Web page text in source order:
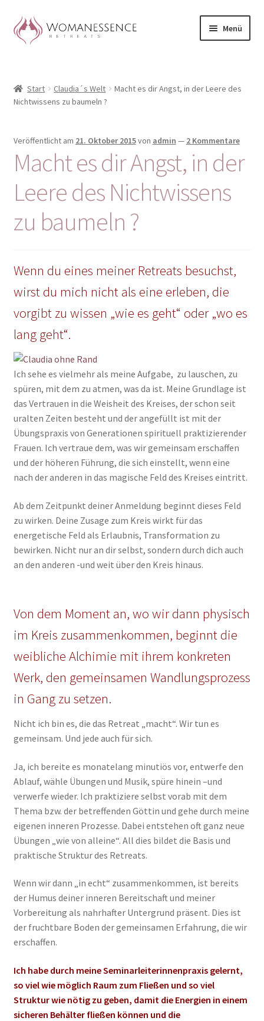
Zur
Navigation
Zum
Inhalt
Menü
Blog
CLAUDIA TAVERNA
Woman-Circle
Erfahrungen
Start Claudia´s Welt
Macht es dir Angst, in der Leere des
Nichtwissens zu baumeln ?
Veröffentlicht am 21. Oktober 2015von admin — 2 Kommentare
Macht es dir Angst, in der
Leere des Nichtwissens
zu baumeln ?
Wenn du eines meiner Retreats besuchst,
wirst du mich nicht als eine erleben, die
vorgibt zu wissen „wie es geht“ oder „wo es
lang geht“.
Ich sehe es vielmehr als meine Aufgabe, zu lauschen, zu
spüren, mit dem zu atmen, was da ist. Meine Grundlage ist
das Vertrauen in die Weisheit des Kreises, der schon seit
uralten Zeiten besteht und der angefüllt ist mit der
Übungspraxis von Generationen spirituell praktizierender
Frauen. Ich vertraue dem, was wir gemeinsam erschaffen
und der höheren Führung, die sich einstellt, wenn eine
nach der anderen in das magische Feld des Kreises eintritt.
Ab dem Zeitpunkt deiner Anmeldung beginnt dieses Feld
zu wirken. Deine Zusage zum Kreis wirkt für das
energetische Feld als Erlaubnis, Transformation zu
bewirken. Nicht nur an dir selbst, sondern durch dich auch
an den anderen -und weit über den Kreis hinaus.
Von dem Moment an, wo wir dann physisch
im Kreis zusammenkommen, beginnt die
weibliche Alchimie mit ihrem konkreten
Werk, den gemeinsamen Wandlungsprozess
in Gang zu setzen.
Nicht ich bin es, die das Retreat „macht“. Wir tun es
gemeinsam. Und jede auch für sich.
Ja, ich bereite es monatelang minutiös vor, entwerfe den
Ablauf, wähle Übungen und Musik, spüre hinein –und
verwerfe wieder. Ich praktiziere selbst vorab mit dem
Thema bzw. der betreffenden Göttin und gehe durch meine
eigenen inneren Prozesse. Dabei entstehen oft ganz neue
Übungen „wie von alleine“. All dies bildet die Basis und
praktische Struktur des Retreats.
Wenn wir dann „in echt“ zusammenkommen, ist bereits
der Humus deiner inneren Bereitschaft und meiner
Vorbereitung als nahrhafter Untergrund präsent. Dies ist
der fruchtbare Boden der gemeinsamen Erfahrung, die wir
erschaffen.
Ich habe durch meine Seminarleiterinnenpraxis gelernt,
so viel wie möglich Raum zum Fließen und so viel
Struktur wie nötig zu geben, damit die Energien in einem
sicheren Behälter fließen können und die